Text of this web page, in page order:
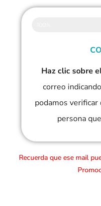
Haz clic sobre
correo indicando
podamos
persona
Recuerda que ese mail